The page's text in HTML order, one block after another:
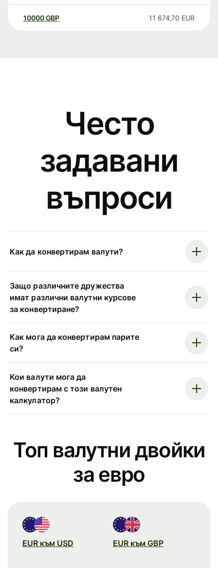
10000 GBP 11 674,70 EUR
Често
задавани
въпроси
Как да конвертирам валути?
Защо различните дружества
имат различни валутни курсове
за конвертиране?
Как мога да конвертирам парите
си?
Кои валути мога да
конвертирам с този валутен
калкулатор?
Топ валутни двойки
за евро
EUR към USD EUR към GBP